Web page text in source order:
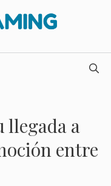
llegada a
entre